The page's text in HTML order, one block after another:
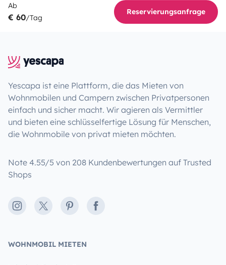
Ab
€ 60/Tag
Reservierungsanfrage
Yescapa ist eine Plattform, die das Mieten von
Wohnmobilen und Campern zwischen Privatpersonen
einfach und sicher macht. Wir agieren als Vermittler
und bieten eine schlüsselfertige Lösung für Menschen,
die Wohnmobile von privat mieten möchten.
Note 4.55/5 von 208 Kundenbewertungen auf Trusted
Shops
Instagram
X PinterestFacebook
WOHNMOBIL MIETEN